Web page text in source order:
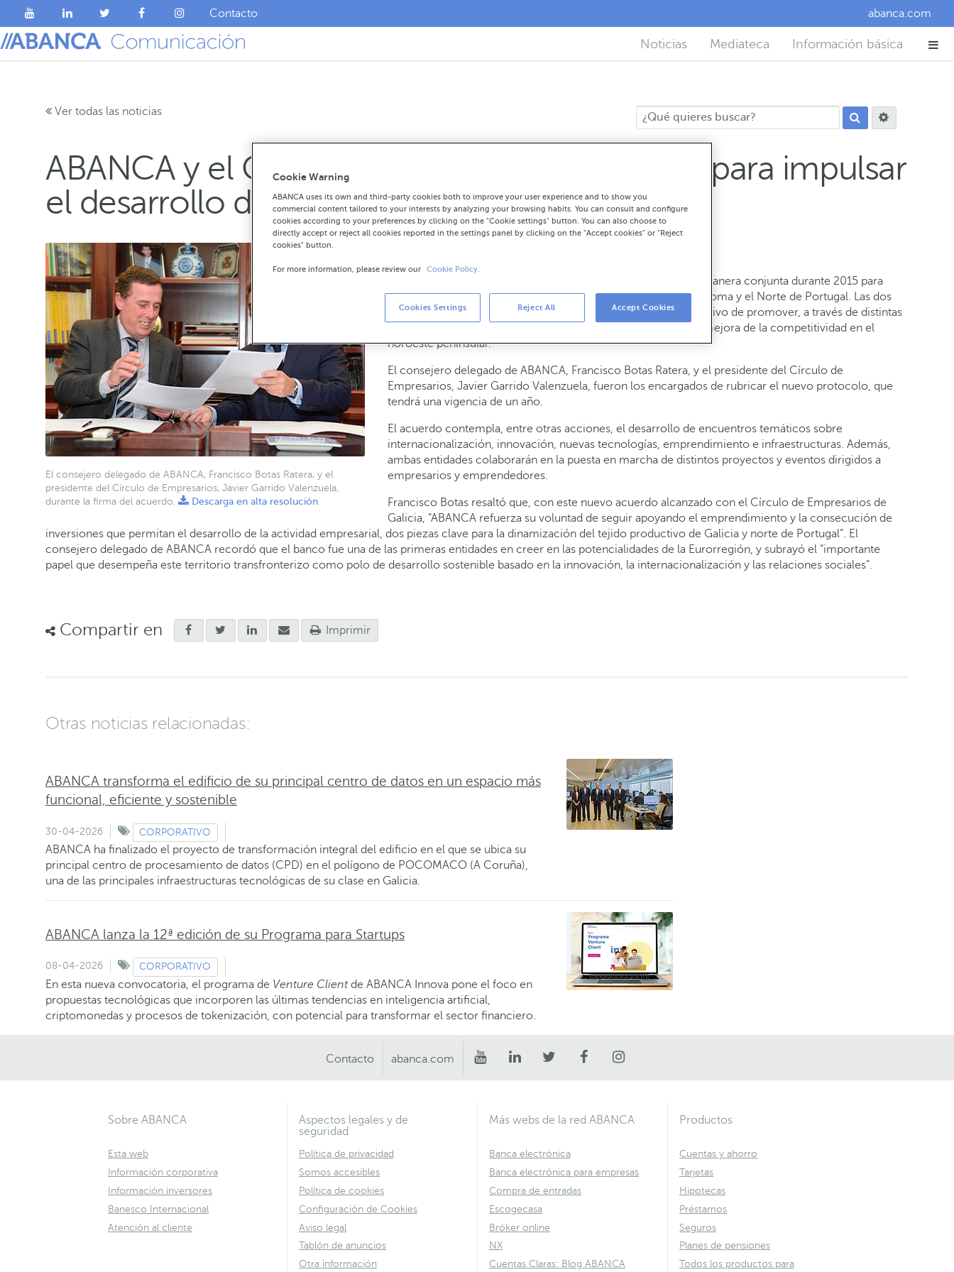
Contacto abanca.com
Noticias Mediateca Información básica
Ver todas las noticias
ABANCA y el Círculo de Empresarios se unen para impulsar
el desarrollo de la Eurorregión
El consejero delegado de ABANCA, Francisco Botas Ratera, y el
presidente del Círculo de Empresarios, Javier Garrido Valenzuela,
durante la firma del acuerdo.
Descarga en alta resolución
ABANCA y el Círculo de Empresarios de Galicia trabajarán de manera conjunta durante 2015 para
impulsar el desarrollo socioeconómico de la comunidad autónoma y el Norte de Portugal. Las dos
entidades han suscrito un acuerdo de colaboración con el objetivo de promover, a través de distintas
acciones, la creación de nuevos proyectos empresariales y la mejora de la competitividad en el
noroeste peninsular.
El consejero delegado de ABANCA, Francisco Botas Ratera, y el presidente del Círculo de
Empresarios, Javier Garrido Valenzuela, fueron los encargados de rubricar el nuevo protocolo, que
tendrá una vigencia de un año.
El acuerdo contempla, entre otras acciones, el desarrollo de encuentros temáticos sobre
internacionalización, innovación, nuevas tecnologías, emprendimiento e infraestructuras. Además,
ambas entidades colaborarán en la puesta en marcha de distintos proyectos y eventos dirigidos a
empresarios y emprendedores.
Francisco Botas resaltó que, con este nuevo acuerdo alcanzado con el Círculo de Empresarios de
Galicia, “ABANCA refuerza su voluntad de seguir apoyando el emprendimiento y la consecución de
inversiones que permitan el desarrollo de la actividad empresarial, dos piezas clave para la dinamización del tejido productivo de Galicia y norte de Portugal”. El
consejero delegado de ABANCA recordó que el banco fue una de las primeras entidades en creer en las potencialidades de la Eurorregión, y subrayó el “importante
papel que desempeña este territorio transfronterizo como polo de desarrollo sostenible basado en la innovación, la internacionalización y las relaciones sociales”.
Compartir en Imprimir
Otras noticias relacionadas:
ABANCA transforma el edificio de su principal centro de datos en un espacio más
funcional, eficiente y sostenible
30-04-2026 CORPORATIVO
ABANCA ha finalizado el proyecto de transformación integral del edificio en el que se ubica su
principal centro de procesamiento de datos (CPD) en el polígono de POCOMACO (A Coruña),
una de las principales infraestructuras tecnológicas de su clase en Galicia.
ABANCA lanza la 12ª edición de su Programa para Startups
08-04-2026 CORPORATIVO
En esta nueva convocatoria, el programa de Venture Clientde ABANCA Innova pone el foco en
propuestas tecnológicas que incorporen las últimas tendencias en inteligencia artificial,
criptomonedas y procesos de tokenización, con potencial para transformar el sector financiero.
Contacto abanca.com
Sobre ABANCA
Esta web
Información corporativa
Información inversores
Banesco Internacional
Atención al cliente
Aspectos legales y de
seguridad
Política de privacidad
Somos accesibles
Política de cookies
Configuración de Cookies
Aviso legal
Tablón de anuncios
Otra información
Más webs de la red ABANCA
Banca electrónica
Banca electrónica para empresas
Compra de entradas
Escogecasa
Bróker online
NX
Cuentas Claras: Blog ABANCA
Productos
Cuentas y ahorro
Tarjetas
Hipotecas
Préstamos
Seguros
Planes de pensiones
Todos los productos para
Cookie Warning
ABANCA uses its own and third-party cookies both to improve your user experience and to show you
commercial content tailored to your interests by analyzing your browsing habits. You can consult and configure
cookies according to your preferences by clicking on the "Cookie settings" button. You can also choose to
directly accept or reject all cookies reported in the settings panel by clicking on the "Accept cookies" or "Reject
cookies" button.
For more information, please review our Cookie Policy.
Cookies Settings Reject All Accept Cookies